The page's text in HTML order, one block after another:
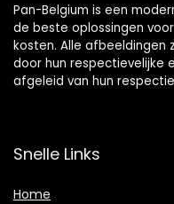
Pan-Belgium is een
de beste oplossingen
kosten. Alle afbeeldingen
door hun respectievelijke
afgeleid van hun
Snelle Links
Home